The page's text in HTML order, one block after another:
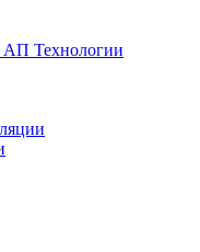
АП Технологии